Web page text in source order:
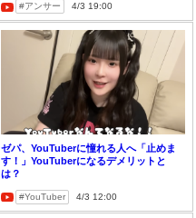
アンサー 4/3 19:00
ゼパ、YouTuberに憧れる人へ「止めま
す！」YouTuberになるデメリットと
は？
YouTuber 4/3 12:00